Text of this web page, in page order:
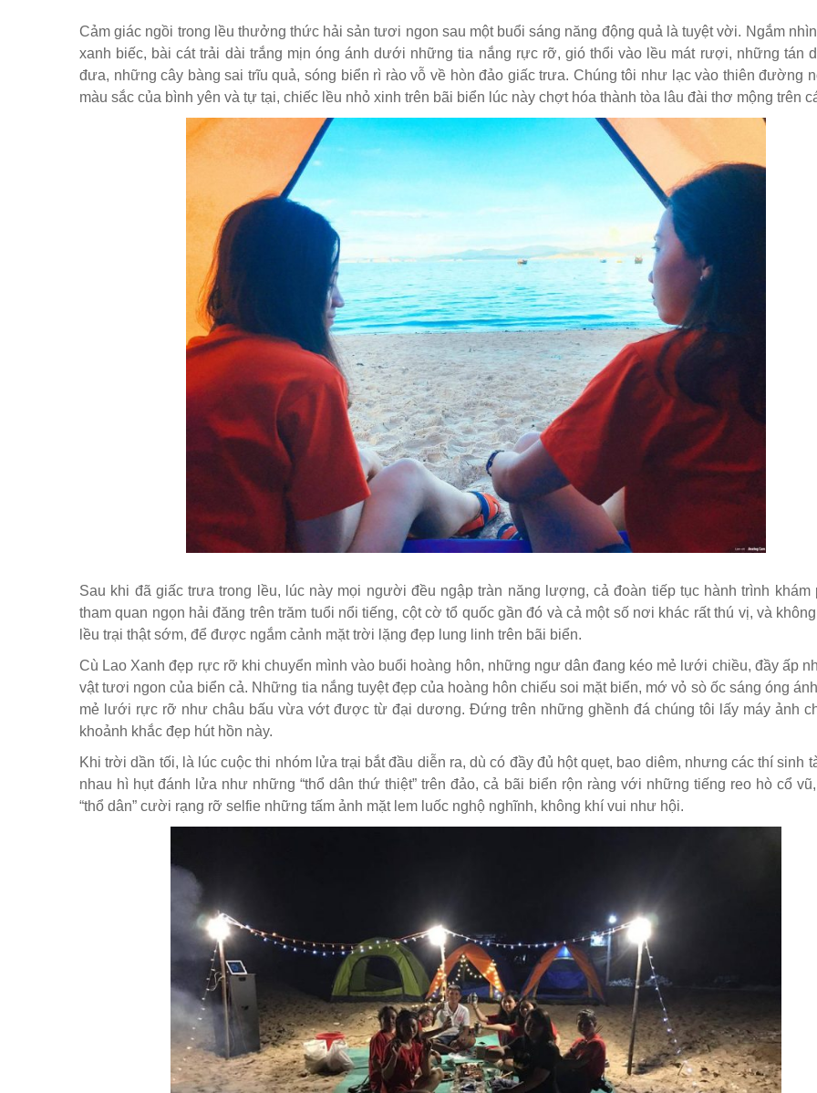
Cảm giác ngồi trong lều thưởng thức hải sản tươi ngon sau một buổi sáng năng động quả là tuyệt vời. Ngắm
xanh biếc, bài cát trải dài trắng mịn óng ánh dưới những tia nắng rực rỡ, gió thổi vào lều mát rượi, những tán
đưa, những cây bàng sai trĩu quả, sóng biển rì rào vỗ về hòn đảo giấc trưa. Chúng tôi như lạc vào thiên đường
màu sắc của bình yên và tự tại, chiếc lều nhỏ xinh trên bãi biển lúc này chợt hóa thành tòa lâu đài thơ mộng trên
Sau khi đã giấc trưa trong lều, lúc này mọi người đều ngập tràn năng lượng, cả đoàn tiếp tục hành trình khám
tham quan ngọn hải đăng trên trăm tuổi nổi tiếng, cột cờ tổ quốc gần đó và cả một số nơi khác rất thú vị, và
lều trại thật sớm, để được ngắm cảnh mặt trời lặng đẹp lung linh trên bãi biển.
Cù Lao Xanh đẹp rực rỡ khi chuyển mình vào buổi hoàng hôn, những ngư dân đang kéo mẻ lưới chiều, đầy ấp
vật tươi ngon của biển cả. Những tia nắng tuyệt đẹp của hoàng hôn chiếu soi mặt biển, mớ vỏ sò ốc sáng óng
mẻ lưới rực rỡ như châu bấu vừa vớt được từ đại dương. Đứng trên những ghềnh đá chúng tôi lấy máy ảnh
khoảnh khắc đẹp hút hồn này.
Khi trời dần tối, là lúc cuộc thi nhóm lửa trại bắt đầu diễn ra, dù có đầy đủ hột quẹt, bao diêm, nhưng các thí sinh
nhau hì hụt đánh lửa như những “thổ dân thứ thiệt” trên đảo, cả bãi biển rộn ràng với những tiếng reo hò cổ
“thổ dân” cười rạng rỡ selfie những tấm ảnh mặt lem luốc nghộ nghĩnh, không khí vui như hội.